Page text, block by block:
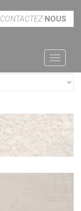
CONTACTEZ-NOUS
Menu
NORD